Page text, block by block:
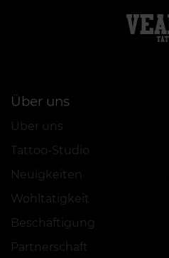
Über uns
Über uns
Tattoo-Studio
Neuigkeiten
Wohltätigkeit
Beschäftigung
Partnerschaft